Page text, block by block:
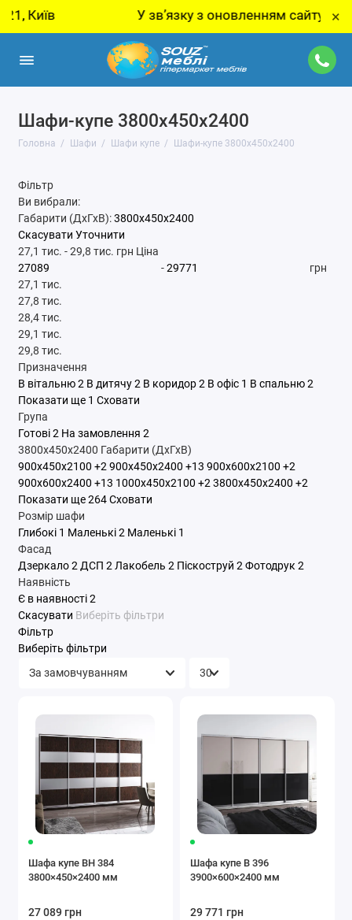
У звʼязку з оновленням сайту - ціну×
Шафи-купе 3800x450x2400
Головна Шафи Шафи купе Шафи-купе 3800x450x2400
Фільтр
Ви вибрали:
Габарити (ДхГхВ): 3800x450x2400
Скасувати Уточнити
27,1 тис. -29,8 тис. грн Ціна
-
грн
27,1 тис.
27,8 тис.
28,4 тис.
29,1 тис.
29,8 тис.
Призначення
В вітальню 2 В дитячу 2 В коридор 2 В офіс 1 В спальню 2
Показати ще 1 Сховати
Група
Готові 2 На замовлення 2
3800x450x2400 Габарити (ДхГхВ)
900x450x2100 +2 900x450x2400 +13 900x600x2100 +2
900x600x2400 +13 1000x450x2100 +2 3800x450x2400 +2
Показати ще 264Сховати
Розмір шафи
Глибокі 1 Маленькі 2 Маленькі 1
Фасад
Дзеркало 2 ДСП 2 Лакобель 2 Піскоструй 2 Фотодрук 2
Наявність
Є в наявності 2
Скасувати Виберіть фільтри
Фільтр
Виберіть фільтри
Шафа купе ВН 384
3800×450×2400 мм
27 089 грн
Шафа купе В 396
3900×600×2400 мм
29 771 грн